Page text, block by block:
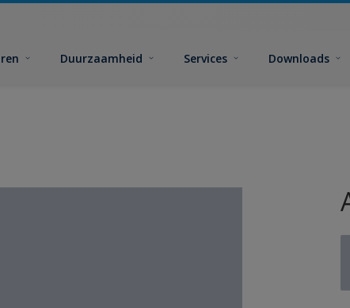
Duurzaamheid Services Downloads